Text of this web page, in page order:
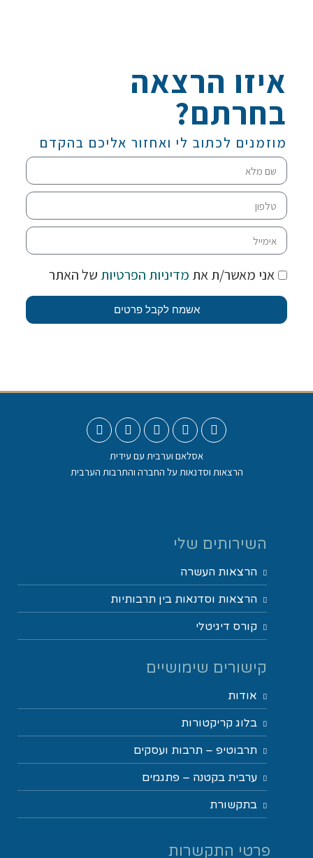
איזו הרצאה
בחרתם?
מוזמנים לכתוב לי ואחזור אליכם בהקדם
אני מאשר/ת את מדיניות הפרטיות של האתר
אשמח לקבל פרטים
אסלאם וערבית עם עידית
הרצאות וסדנאות על החברה והתרבות הערבית
השירותים שלי
הרצאות העשרה
הרצאות וסדנאות בין תרבותיות
קורס דיגיטלי
קישורים שימושיים
אודות
בלוג קריקטורות
תרבוטיפ – תרבות ועסקים
ערבית בקטנה – פתגמים
בתקשורת
פרטי התקשרות